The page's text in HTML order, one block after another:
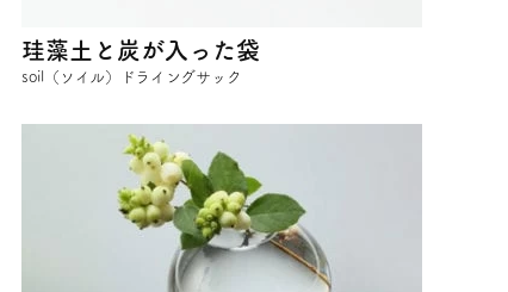
珪藻土と炭が入った袋
soil（ソイル）ドライングサック